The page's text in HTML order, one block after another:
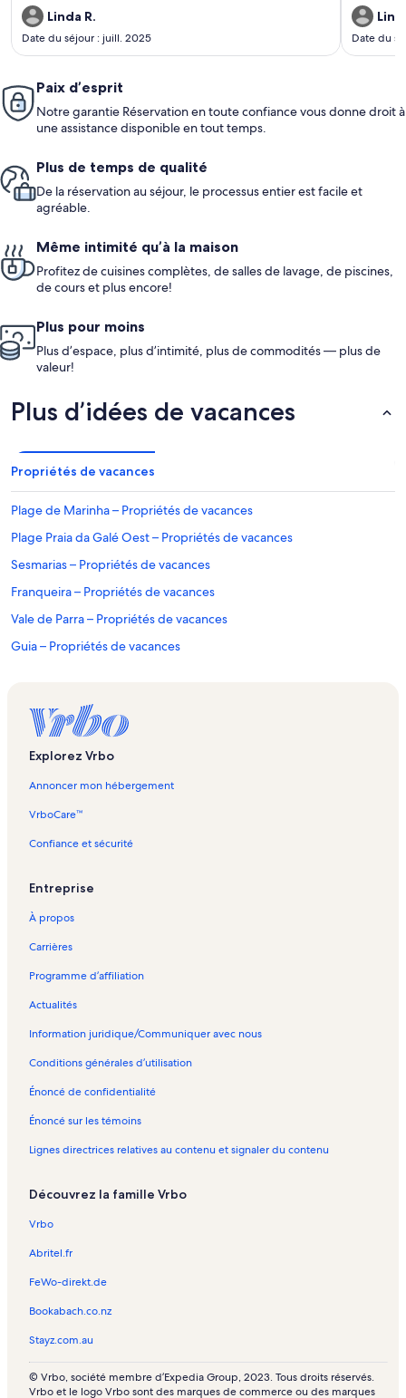
Linda R.
Date du séjour : juill. 2025
Line
Date du
Paix d’esprit
Notre garantie Réservation en toute confiance vous donne droit à
une assistance disponible en tout temps.
Plus de temps de qualité
De la réservation au séjour, le processus entier est facile et
agréable.
Même intimité qu’à la maison
Profitez de cuisines complètes, de salles de lavage, de piscines,
de cours et plus encore!
Plus pour moins
Plus d’espace, plus d’intimité, plus de commodités — plus de
valeur!
Plus d’idées de vacances
Propriétés de vacances
Plage de Marinha – Propriétés de vacances
Plage Praia da Galé Oest – Propriétés de vacances
Sesmarias – Propriétés de vacances
Franqueira – Propriétés de vacances
Vale de Parra – Propriétés de vacances
Guia – Propriétés de vacances
Centre commercial Algarve Shopping – Propriétés de vacances
Golf Herdade dos Salgados – Propriétés de vacances
Salgados – Propriétés de vacances
Patroves – Propriétés de vacances
Alporchinhos – Propriétés de vacances
Salicos – Propriétés de vacances
Lagoa e Carvoeiro – Propriétés de vacances
Festival international de sculpture sur sable FIESA – Propriétés de
Pera – Propriétés de vacances
Golf Silves Pestana – Propriétés de vacances
Parc Zoomarine – Propriétés de vacances
Poco Partido – Propriétés de vacances
Lagoa – Propriétés de vacances
Plage Galé – Propriétés de vacances
Algoz – Propriétés de vacances
Plage de Manuel Lourenco – Propriétés de vacances
Montechoro – condos et appartements
Propriétés de vacances avec piscine – Vieille ville d’Albufeira
Explorez Vrbo
Annoncer mon hébergement
VrboCare™
Confiance et sécurité
Entreprise
À propos
Carrières
Programme d’affiliation
Actualités
Information juridique/Communiquer avec nous
Conditions générales d’utilisation
Énoncé de confidentialité
Énoncé sur les témoins
Lignes directrices relatives au contenu et signaler du contenu
Découvrez la famille Vrbo
Vrbo
Abritel.fr
FeWo-direkt.de
Bookabach.co.nz
Stayz.com.au
© Vrbo, société membre d’Expedia Group, 2023. Tous droits réservés.
Vrbo et le logo Vrbo sont des marques de commerce ou des marques